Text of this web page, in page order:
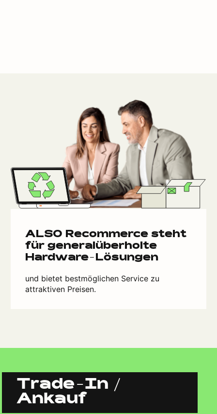
ALSO Recommerce steht
für generalüberholte
Hardware-Lösungen
und bietet bestmöglichen Service zu
attraktiven Preisen.
Trade-In /
Ankauf